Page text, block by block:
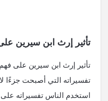
تأثير إرث ابن سيرين
تأثير إرث ابن سيرين على
تفسيراته التي أصبحت جزءًا
استخدم الناس تفسيراته